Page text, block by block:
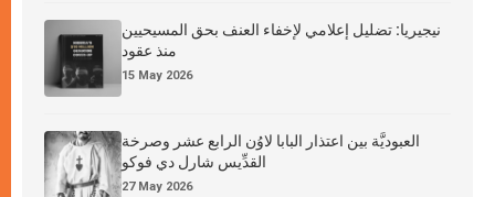
نيجيريا: تضليل إعلامي لإخفاء العنف بحق المسيحيين
منذ عقود
15 May 2026
العبوديَّة بين اعتذار البابا لاوُن الرابع عشر وصرخة
القدِّيس شارل دي فوكو
27 May 2026